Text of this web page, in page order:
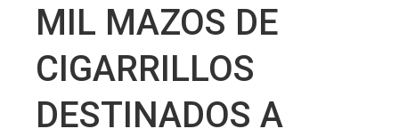
MIL MAZOS DE
CIGARRILLOS
DESTINADOS A